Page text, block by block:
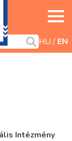
HU EN
Intézmény